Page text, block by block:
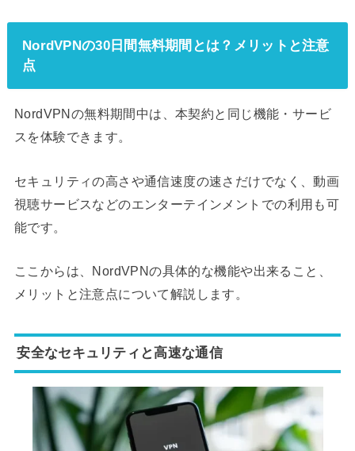
NordVPNの30日間無料期間とは？メリットと注意
点
NordVPNの無料期間中は、本契約と同じ機能・サービ
スを体験できます。
セキュリティの高さや通信速度の速さだけでなく、動画
視聴サービスなどのエンターテインメントでの利用も可
能です。
ここからは、NordVPNの具体的な機能や出来ること、
メリットと注意点について解説します。
安全なセキュリティと高速な通信